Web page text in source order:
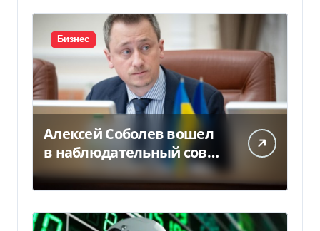
Бизнес
Алексей Соболев вошел
в наблюдательный совет
«Нафтогаза» — Delo.ua